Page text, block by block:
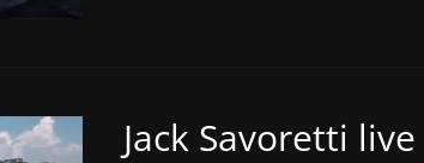
Jack Savoretti